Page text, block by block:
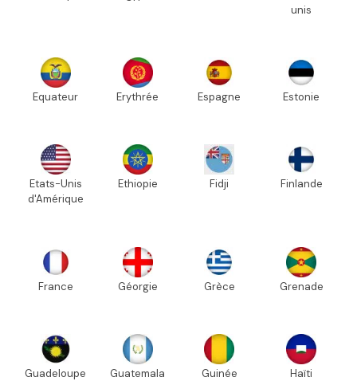
unis
Equateur Erythrée Espagne Estonie
Etats-Unis
d'Amérique
Ethiopie Fidji Finlande
France Géorgie Grèce Grenade
Guadeloupe Guatemala Guinée Haïti